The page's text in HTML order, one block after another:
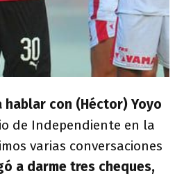
hablar con (Héctor) Yoyo
de Independiente en la
varias conversaciones
a darme tres cheques,